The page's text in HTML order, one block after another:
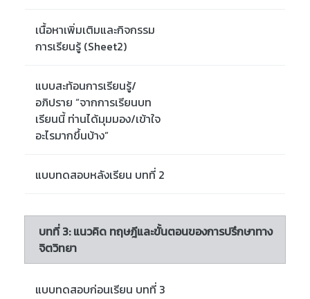
เนื้อหาเพิ่มเติมและกิจกรรม
การเรียนรู้ (Sheet2)
แบบสะท้อนการเรียนรู้/
อภิปราย “จากการเรียนบท
เรียนนี้ ท่านได้มุมมอง/เข้าใจ
อะไรมากขึ้นบ้าง”
แบบทดสอบหลังเรียน บทที่ 2
บทที่ 3: แนวคิด ทฤษฎีและขั้นตอนของการปรึกษาทาง
จิตวิทยา
แบบทดสอบก่อนเรียน บทที่ 3